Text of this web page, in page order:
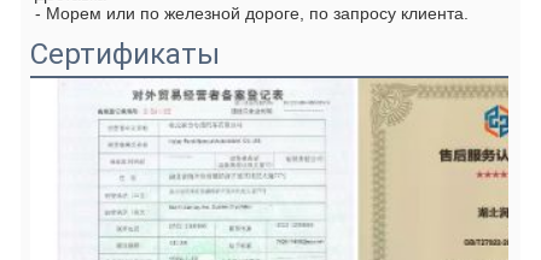
- Морем или по железной дороге, по запросу клиента.
Сертификаты